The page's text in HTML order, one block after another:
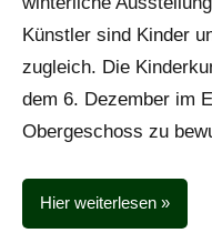
Künstler sind Kinder
zugleich. Die
dem 6. Dezember im
Obergeschoss zu
Hier weiterlesen